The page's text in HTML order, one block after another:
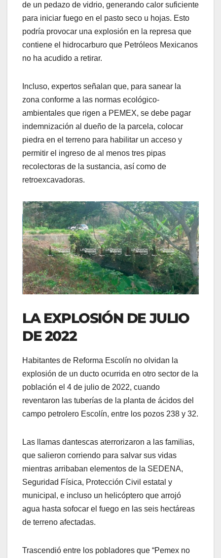
de un pedazo de vidrio, generando calor suficiente
para iniciar fuego en el pasto seco u hojas. Esto
podría provocar una explosión en la represa que
contiene el hidrocarburo que Petróleos Mexicanos
no ha acudido a retirar.
Incluso, expertos señalan que, para sanear la
zona conforme a las normas ecológico-
ambientales que rigen a PEMEX, se debe pagar
indemnización al dueño de la parcela, colocar
piedra en el terreno para habilitar un acceso y
permitir el ingreso de al menos tres pipas
recolectoras de la sustancia, así como de
retroexcavadoras.
LA EXPLOSIÓN DE JULIO
DE 2022
Habitantes de Reforma Escolín no olvidan la
explosión de un ducto ocurrida en otro sector de la
población el 4 de julio de 2022, cuando
reventaron las tuberías de la planta de ácidos del
campo petrolero Escolín, entre los pozos 238 y 32.
Las llamas dantescas aterrorizaron a las familias,
que salieron corriendo para salvar sus vidas
mientras arribaban elementos de la SEDENA,
Seguridad Física, Protección Civil estatal y
municipal, e incluso un helicóptero que arrojó
agua hasta sofocar el fuego en las seis hectáreas
de terreno afectadas.
Trascendió entre los pobladores que “Pemex no